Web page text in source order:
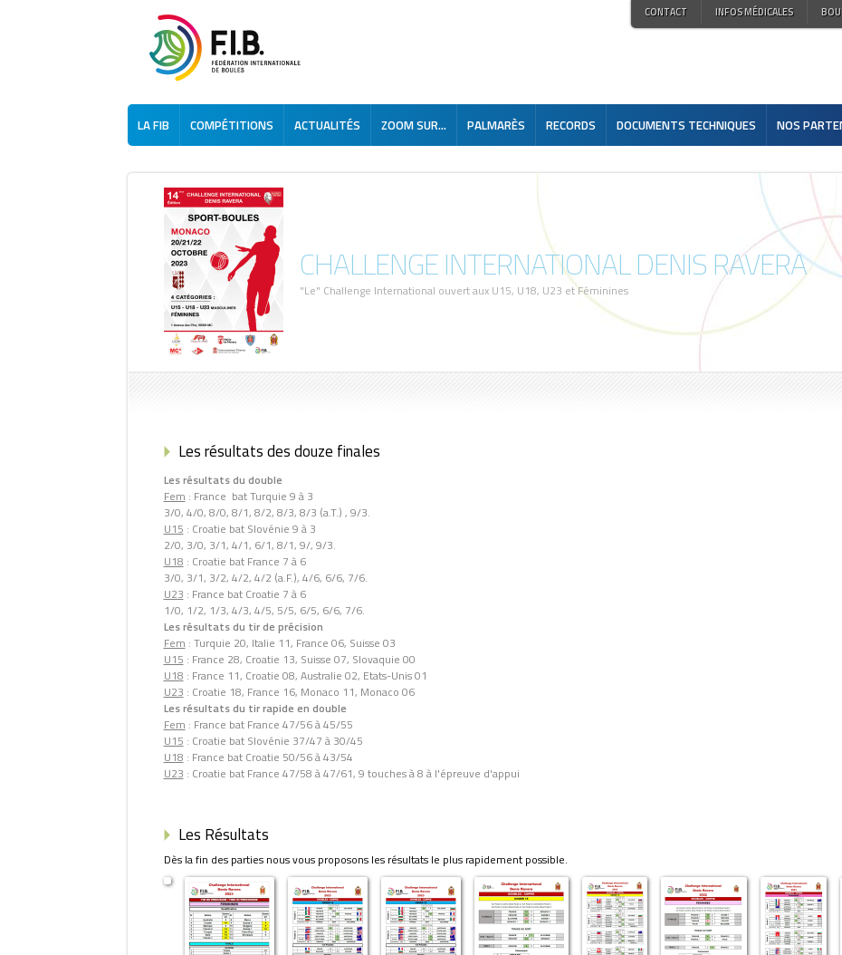
CONTACT INFOS MÉDICALES
LA FIB COMPÉTITIONS ACTUALITÉS ZOOM SUR... PALMARÈS RECORDS DOCUMENTS TECHNIQUES NOS
CHALLENGE INTERNATIONAL DENIS RAVERA
"Le" Challenge International ouvert aux U15, U18, U23 et Féminines
Les résultats des douze finales
Les résultats du double
Fem : France bat Turquie 9 à 3
3/0, 4/0, 8/0, 8/1, 8/2, 8/3, 8/3 (a.T.) , 9/3.
U15 : Croatie bat Slovénie 9 à 3
2/0, 3/0, 3/1, 4/1, 6/1, 8/1, 9/, 9/3.
U18 : Croatie bat France 7 à 6
3/0, 3/1, 3/2, 4/2, 4/2 (a.F.), 4/6, 6/6, 7/6.
U23 : France bat Croatie 7 à 6
1/0, 1/2, 1/3, 4/3, 4/5, 5/5, 6/5, 6/6, 7/6.
Les résultats du tir de précision
Fem : Turquie 20, Italie 11, France 06, Suisse 03
U15 : France 28, Croatie 13, Suisse 07, Slovaquie 00
U18 : France 11, Croatie 08, Australie 02, Etats-Unis 01
U23 : Croatie 18, France 16, Monaco 11, Monaco 06
Les résultats du tir rapide en double
Fem : France bat France 47/56 à 45/55
U15 : Croatie bat Slovénie 37/47 à 30/45
U18 : France bat Croatie 50/56 à 43/54
U23 : Croatie bat France 47/58 à 47/61, 9 touches à 8 à l'épreuve d'appui
Les Résultats
Dès la fin des parties nous vous proposons les résultats le plus rapidement possible.